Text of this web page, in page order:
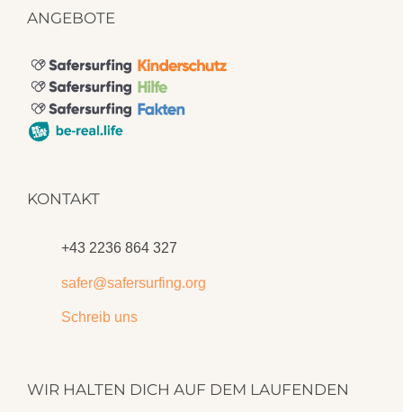
ANGEBOTE
KONTAKT
+43 2236 864 327
safer@safersurfing.org
Schreib uns
WIR HALTEN DICH AUF DEM LAUFENDEN